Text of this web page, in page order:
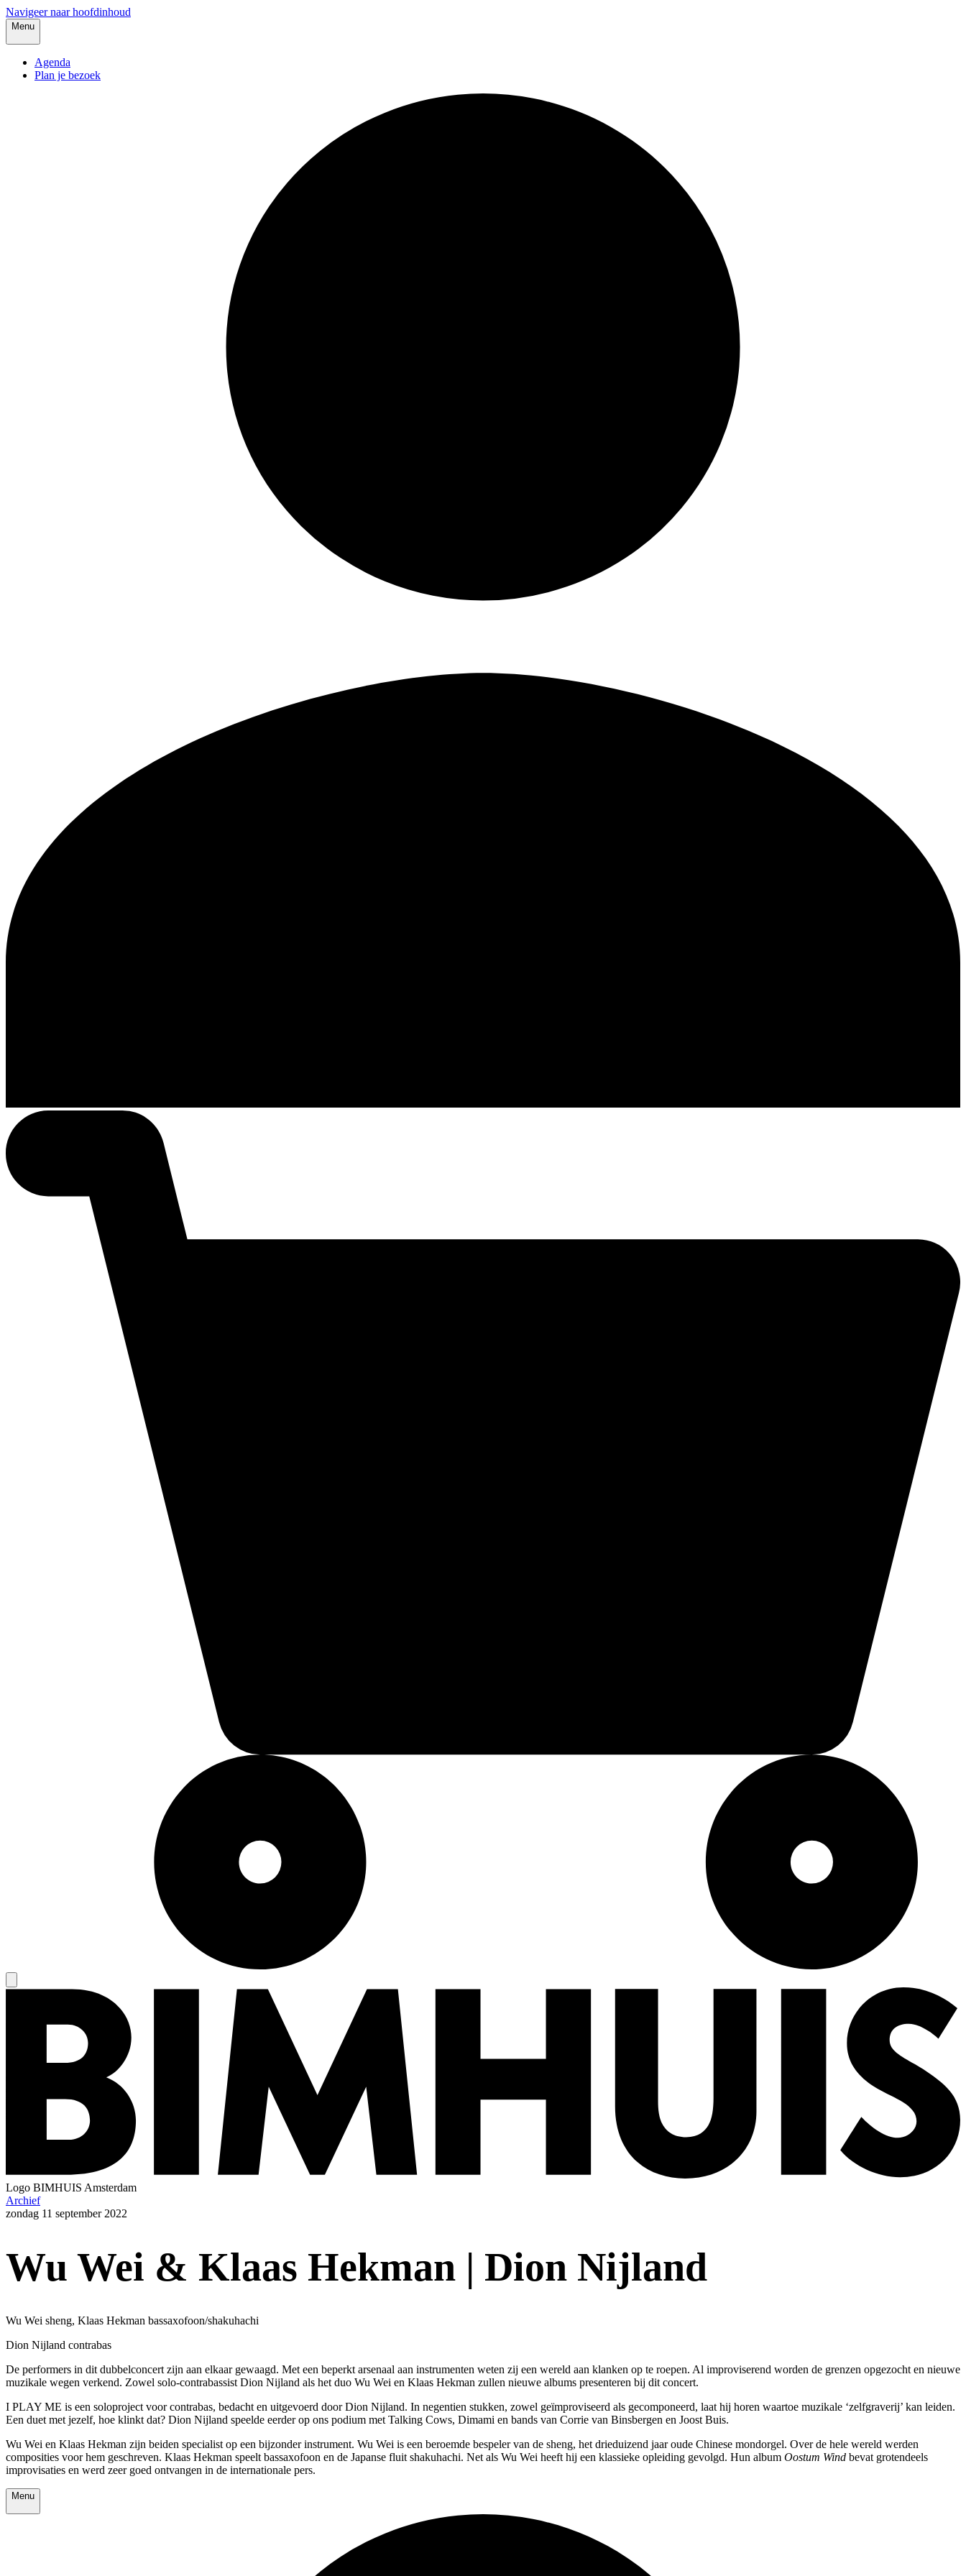
Navigeer naar hoofdinhoud
Menu
Agenda
Plan je bezoek
Logo BIMHUIS Amsterdam
Archief
zondag 11 september 2022
Wu Wei & Klaas Hekman | Dion Nijland
Wu Wei sheng, Klaas Hekman bassaxofoon/shakuhachi
Dion Nijland contrabas
De performers in dit dubbelconcert zijn aan elkaar gewaagd. Met een beperkt arsenaal aan instrumenten weten zij een wereld aan klanken op te roepen. Al improviserend worden de grenzen opgezocht en nieuwe
muzikale wegen verkend. Zowel solo-contrabassist Dion Nijland als het duo Wu Wei en Klaas Hekman zullen nieuwe albums presenteren bij dit concert.
I PLAY ME is een soloproject voor contrabas, bedacht en uitgevoerd door Dion Nijland. In negentien stukken, zowel geïmproviseerd als gecomponeerd, laat hij horen waartoe muzikale ‘zelfgraverij’ kan leiden.
Een duet met jezelf, hoe klinkt dat? Dion Nijland speelde eerder op ons podium met Talking Cows, Dimami en bands van Corrie van Binsbergen en Joost Buis.
Wu Wei en Klaas Hekman zijn beiden specialist op een bijzonder instrument. Wu Wei is een beroemde bespeler van de sheng, het drieduizend jaar oude Chinese mondorgel. Over de hele wereld werden
composities voor hem geschreven. Klaas Hekman speelt bassaxofoon en de Japanse fluit shakuhachi. Net als Wu Wei heeft hij een klassieke opleiding gevolgd. Hun album Oostum Wind bevat grotendeels
improvisaties en werd zeer goed ontvangen in de internationale pers.
Menu